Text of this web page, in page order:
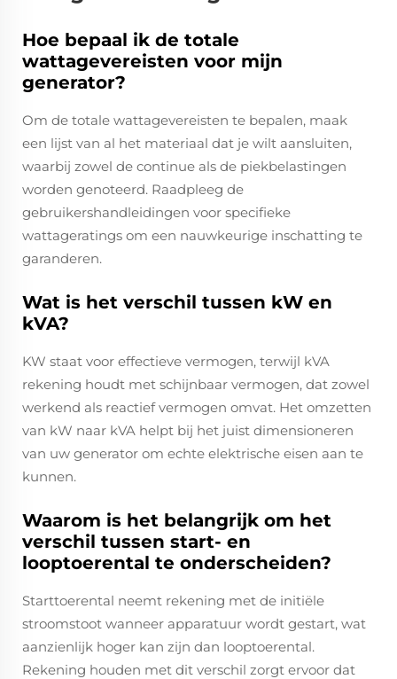
Hoe bepaal ik de totale
wattagevereisten voor mijn
generator?
Om de totale wattagevereisten te bepalen, maak
een lijst van al het materiaal dat je wilt aansluiten,
waarbij zowel de continue als de piekbelastingen
worden genoteerd. Raadpleeg de
gebruikershandleidingen voor specifieke
wattageratings om een nauwkeurige inschatting te
garanderen.
Wat is het verschil tussen kW en
kVA?
KW staat voor effectieve vermogen, terwijl kVA
rekening houdt met schijnbaar vermogen, dat zowel
werkend als reactief vermogen omvat. Het omzetten
van kW naar kVA helpt bij het juist dimensioneren
van uw generator om echte elektrische eisen aan te
kunnen.
Waarom is het belangrijk om het
verschil tussen start- en
looptoerental te onderscheiden?
Starttoerental neemt rekening met de initiële
stroomstoot wanneer apparatuur wordt gestart, wat
aanzienlijk hoger kan zijn dan looptoerental.
Rekening houden met dit verschil zorgt ervoor dat